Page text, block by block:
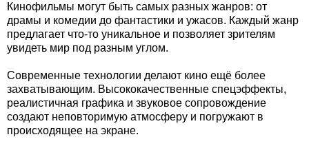
Кинофильмы могут быть самых разных жанров: от
драмы и комедии до фантастики и ужасов. Каждый жанр
предлагает что-то уникальное и позволяет зрителям
увидеть мир под разным углом.
Современные технологии делают кино ещё более
захватывающим. Высококачественные спецэффекты,
реалистичная графика и звуковое сопровождение
создают неповторимую атмосферу и погружают в
происходящее на экране.